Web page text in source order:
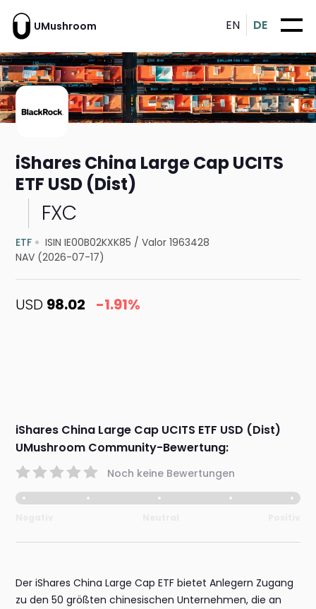
UMushroom EN DE
iShares China Large Cap UCITS
ETF USD (Dist)
FXC
ETF ISIN IE00B02KXK85 /Valor 1963428
NAV (2026-07-17)
USD 98.02 -1.91%
iShares China Large Cap UCITS ETF USD (Dist)
UMushroom Community-Bewertung:
Noch keine Bewertungen
Der iShares China Large Cap ETF bietet Anlegern Zugang
zu den 50 größten chinesischen Unternehmen, die an